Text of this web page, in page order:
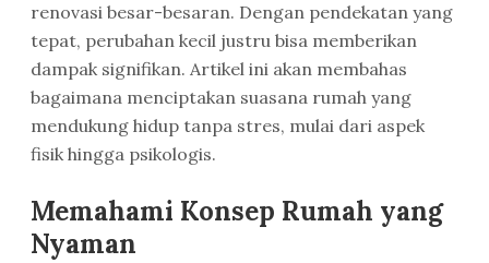
renovasi besar-besaran. Dengan pendekatan yang
tepat, perubahan kecil justru bisa memberikan
dampak signifikan. Artikel ini akan membahas
bagaimana menciptakan suasana rumah yang
mendukung hidup tanpa stres, mulai dari aspek
fisik hingga psikologis.
Memahami Konsep Rumah yang
Nyaman